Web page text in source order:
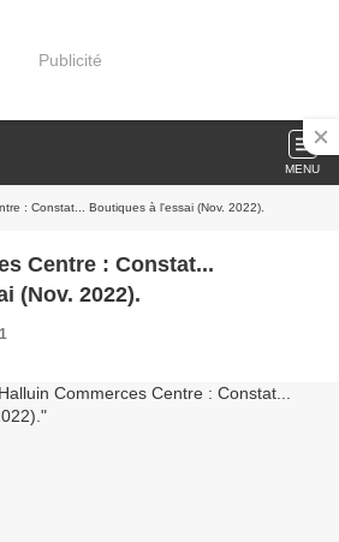
Publicité
MENU
: Constat... Boutiques à l'essai (Nov. 2022).
Centre : Constat...
(Nov. 2022).